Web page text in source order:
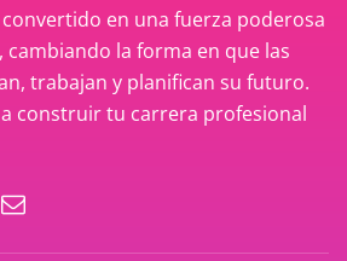
en una fuerza poderosa
cambiando la forma en que las
trabajan y planifican su futuro.
a construir tu carrera profesional